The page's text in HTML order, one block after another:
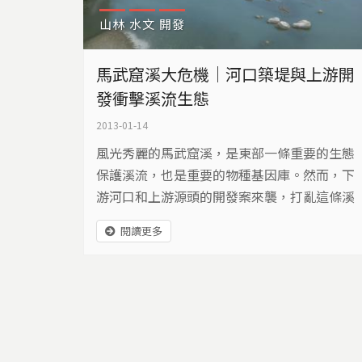
山林 水文 開發
馬武窟溪大危機｜河口築堤與上游開
發衝擊溪流生態
2013-01-14
風光秀麗的馬武窟溪，是東部一條重要的生態
保護溪流，也是重要的物種基因庫。然而，下
游河口和上游源頭的開發案來襲，打亂這條溪
流長期的自然寧靜，馬武窟溪面臨生態危機…
閱讀更多